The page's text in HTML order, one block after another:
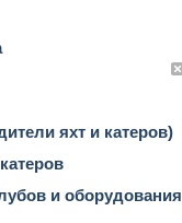
яхт и катеров)
и оборудования